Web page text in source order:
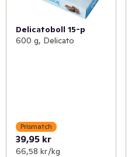
Delicatoboll 15-p
600 g, Delicato
Prismatch
39,95 kr
66,58 kr /kg